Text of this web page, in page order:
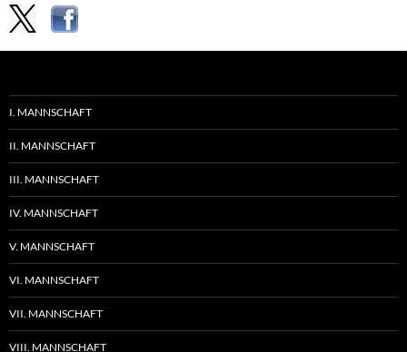
I. MANNSCHAFT
II. MANNSCHAFT
III. MANNSCHAFT
IV. MANNSCHAFT
V. MANNSCHAFT
VI. MANNSCHAFT
VII. MANNSCHAFT
VIII. MANNSCHAFT